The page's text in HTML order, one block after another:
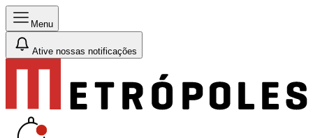
Menu
Ative nossas notificações